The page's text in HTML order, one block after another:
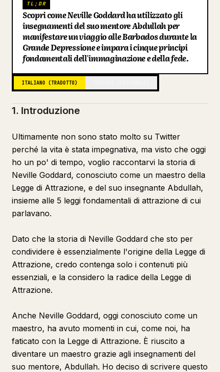
Blog
Aggiornamenti
TL;DR
Scopri come Neville Goddard ha utilizzato gli
insegnamenti del suo mentore Abdullah per
manifestare un viaggio alle Barbados durante la
Grande Depressione e impara i cinque principi
fondamentali dell'immaginazione e della fede.
ITALIANO (TRADOTTO)
1. Introduzione
Ultimamente non sono stato molto su Twitter
perché la vita è stata impegnativa, ma visto che oggi
ho un po' di tempo, voglio raccontarvi la storia di
Neville Goddard, conosciuto come un maestro della
Legge di Attrazione, e del suo insegnante Abdullah,
insieme alle 5 leggi fondamentali di attrazione di cui
parlavano.
Dato che la storia di Neville Goddard che sto per
condividere è essenzialmente l'origine della Legge di
Attrazione, credo contenga solo i contenuti più
essenziali, e la considero la radice della Legge di
Attrazione.
Anche Neville Goddard, oggi conosciuto come un
maestro, ha avuto momenti in cui, come noi, ha
faticato con la Legge di Attrazione. È riuscito a
diventare un maestro grazie agli insegnamenti del
suo mentore, Abdullah. Ho deciso di scrivere questo